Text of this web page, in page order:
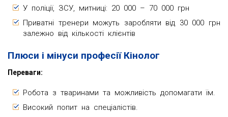
У поліції, ЗСУ, митниці: 20 000 – 70 000 грн
Приватні тренери можуть заробляти від 30 000 грн
залежно від кількості клієнтів
Плюси і мінуси професії Кінолог
Переваги:
Робота з тваринами та можливість допомагати їм.
Високий попит на спеціалістів.